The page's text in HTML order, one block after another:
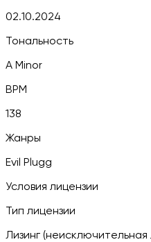
02.10.2024
Тональность
A Minor
BPM
138
Жанры
Evil Plugg
Условия лицензии
Тип лицензии
Лизинг (неисключительная